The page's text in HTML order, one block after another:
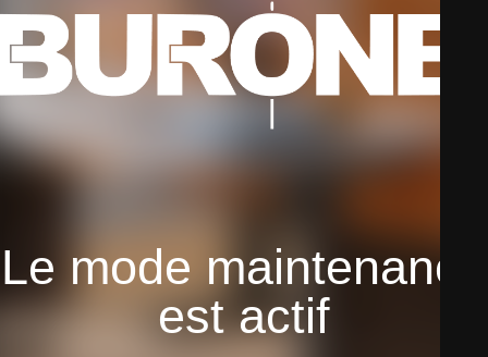
Le mode maintenance
est actif